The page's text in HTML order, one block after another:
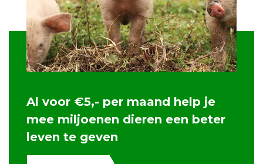
Al voor €5,- per maand help je
mee miljoenen dieren een beter
leven te geven